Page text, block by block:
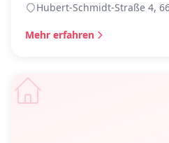
Hubert-Schmidt-Straße 4,
Mehr erfahren